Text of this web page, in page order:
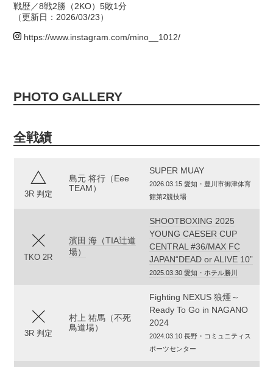
戦歴／8戦2勝（2KO）5敗1分
（更新日：2026/03/23）
https://www.instagram.com/mino__1012/
PHOTO GALLERY
全戦績
3R 判定
島元 将行（Eee
TEAM）
SUPER MUAY
2026.03.15 愛知・豊川市御津体育
館第2競技場
TKO 2R
濱田 海（TIA辻道
場）
SHOOTBOXING 2025
YOUNG CAESER CUP
CENTRAL #36/MAX FC
JAPAN“DEAD or ALIVE 10”
2025.03.30 愛知・ホテル勝川
3R 判定
村上 祐馬（不死
鳥道場）
Fighting NEXUS 狼煙～
Ready To Go in NAGANO
2024
2024.03.10 長野・コミュニティス
ポーツセンター